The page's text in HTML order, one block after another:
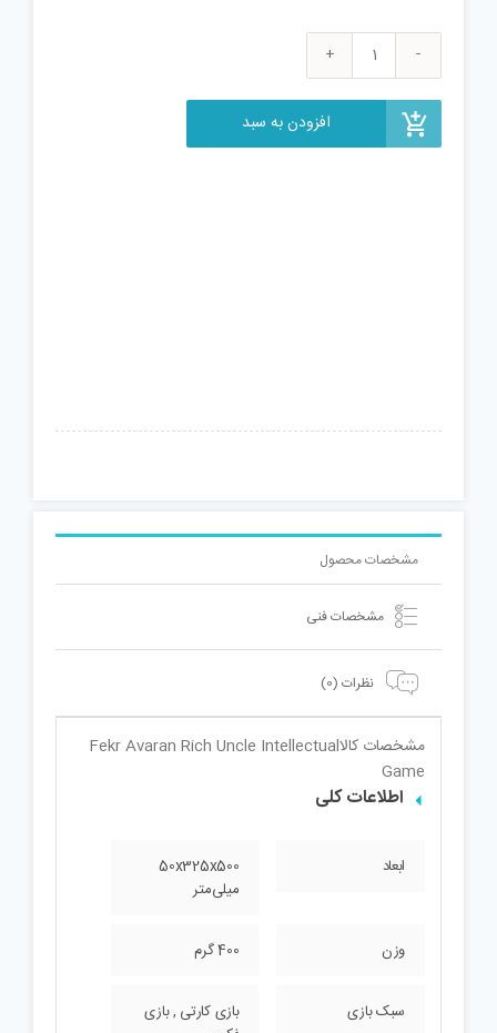
بازی
فکرآوران
مدل
افزودن به سبد
مشخصات محصول
مشخصات فنی
نظرات (0)
مشخصات کالاFekr Avaran Rich Uncle Intellectual
Game
اطلاعات کلی
ابعاد
50x325x500
میلی‌متر
وزن 400 گرم
سبک بازی
بازی کارتی , بازی